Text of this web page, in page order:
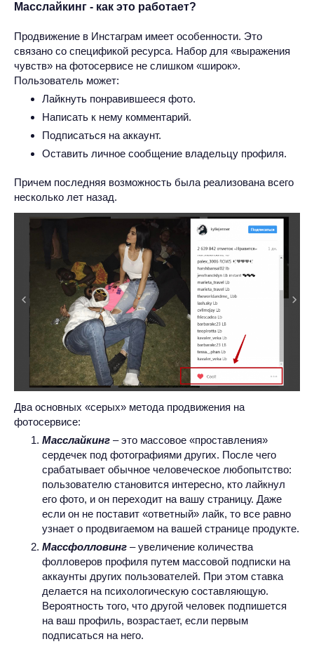
Масслайкинг - как это работает?
Продвижение в Инстаграм имеет особенности. Это
связано со спецификой ресурса. Набор для «выражения
чувств» на фотосервисе не слишком «широк».
Пользователь может:
Лайкнуть понравившееся фото.
Написать к нему комментарий.
Подписаться на аккаунт.
Оставить личное сообщение владельцу профиля.
Причем последняя возможность была реализована всего
несколько лет назад.
Два основных «серых» метода продвижения на
фотосервисе:
Масслайкинг – это массовое «проставления»
сердечек под фотографиями других. После чего
срабатывает обычное человеческое любопытство:
пользователю становится интересно, кто лайкнул
его фото, и он переходит на вашу страницу. Даже
если он не поставит «ответный» лайк, то все равно
узнает о продвигаемом на вашей странице продукте.
Массфолловинг – увеличение количества
фолловеров профиля путем массовой подписки на
аккаунты других пользователей. При этом ставка
делается на психологическую составляющую.
Вероятность того, что другой человек подпишется
на ваш профиль, возрастает, если первым
подписаться на него.